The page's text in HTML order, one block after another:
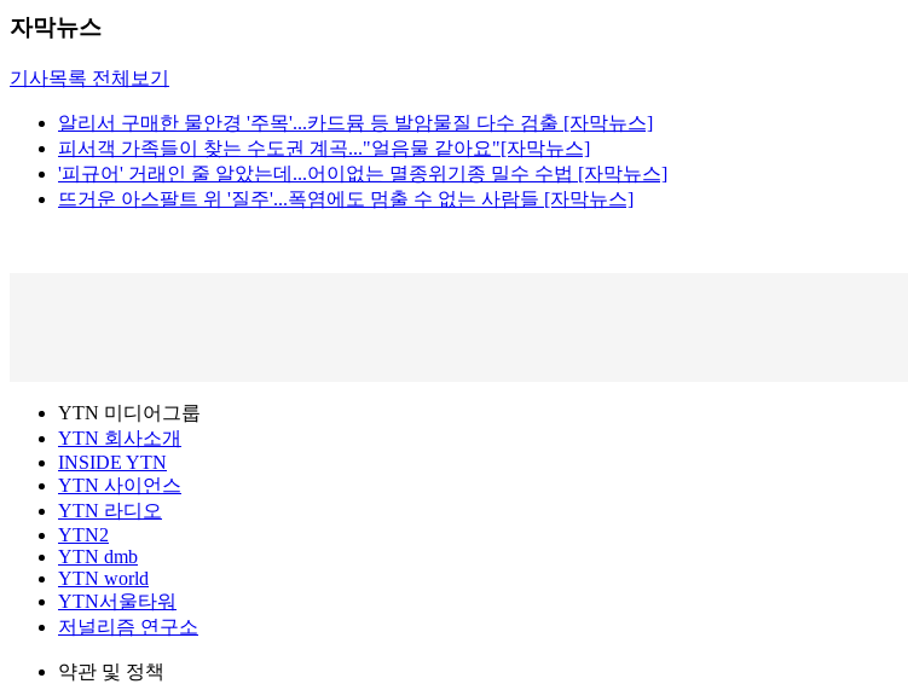
자막뉴스
기사목록 전체보기
알리서 구매한 물안경 '주목'...카드뮴 등 발암물질 다수 검출 [자막뉴스]
피서객 가족들이 찾는 수도권 계곡..."얼음물 같아요"[자막뉴스]
'피규어' 거래인 줄 알았는데...어이없는 멸종위기종 밀수 수법 [자막뉴스]
뜨거운 아스팔트 위 '질주'...폭염에도 멈출 수 없는 사람들 [자막뉴스]
YTN 미디어그룹
YTN 회사소개
INSIDE YTN
YTN 사이언스
YTN 라디오
YTN2
YTN dmb
YTN world
YTN서울타워
저널리즘 연구소
약관 및 정책